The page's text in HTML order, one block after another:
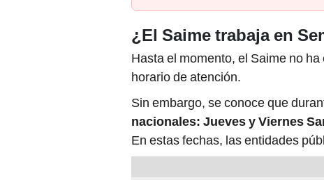
¿El Saime trabaja en
Hasta el momento, el Saime no
horario de atención.
Sin embargo, se conoce que
nacionales: Jueves y Viernes
En estas fechas, las entidades